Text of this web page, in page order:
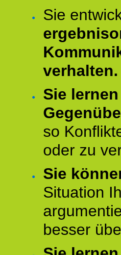
Sie
verhalten.
Sie
so
oder zu
Sie
Situation
besser